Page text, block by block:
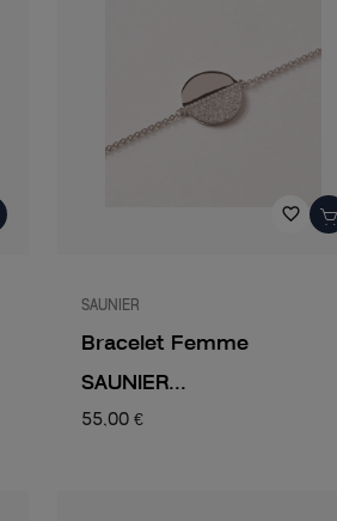
favorite_border
SAUNIER
Bracelet Femme
SAUNIER...
55,00 €